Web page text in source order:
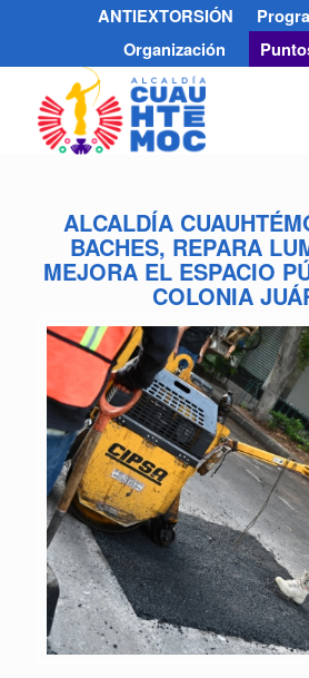
ANTIEXTORSIÓN
Organización
ALCALDÍA
BACHES, REPARA
MEJORA EL ESPACIO
COLONIA